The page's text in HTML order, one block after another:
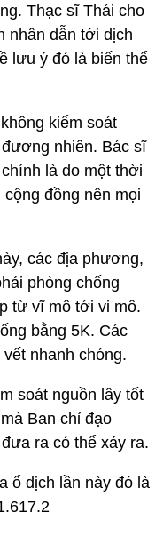
Thạc sĩ Thái cho
nhân dẫn tới dịch
lưu ý đó là biến thể
kiểm soát
nhiên. Bác sĩ
là do một thời
đồng nên mọi
các địa phương,
phòng chống
từ vĩ mô tới vi mô.
bằng 5K. Các
nhanh chóng.
soát nguồn lây tốt
Ban chỉ đạo
ra có thể xảy ra.
ổ dịch lần này đó là